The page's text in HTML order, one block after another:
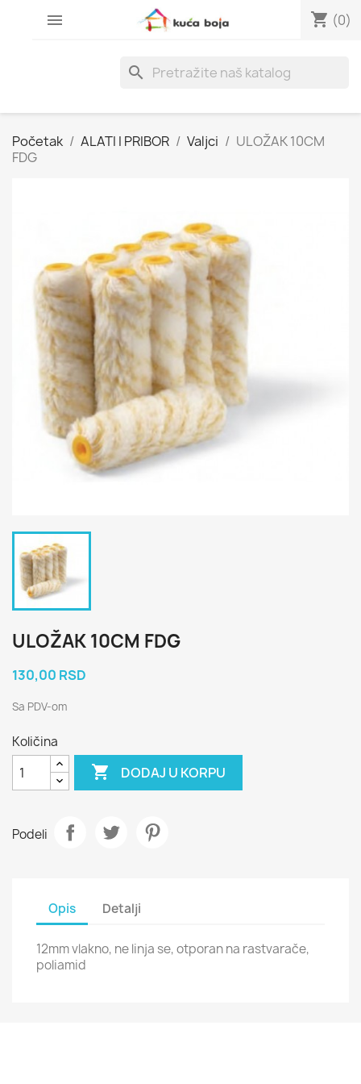
 shopping_cart (0)
search
Početak ALATI I PRIBOR Valjci
ULOŽAK 10CM
FDG
ULOŽAK 10CM FDG
130,00 RSD
Sa PDV-om
Količina
 DODAJ U KORPU
Podeli
Opis Detalji
12mm vlakno, ne linja se, otporan na rastvarače,
poliamid